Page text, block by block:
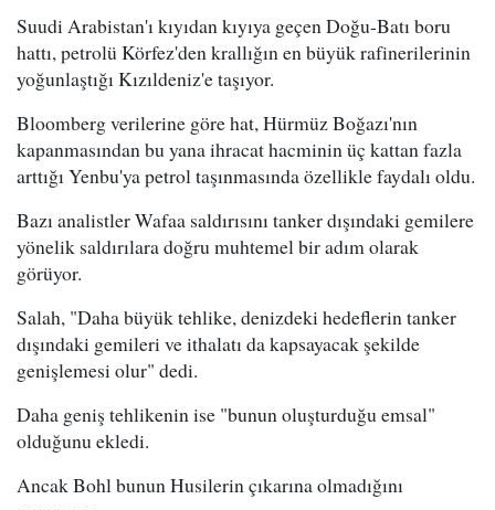
Suudi Arabistan'ı kıyıdan kıyıya geçen Doğu-Batı boru
hattı, petrolü Körfez'den krallığın en büyük rafinerilerinin
yoğunlaştığı Kızıldeniz'e taşıyor.
Bloomberg verilerine göre hat, Hürmüz Boğazı'nın
kapanmasından bu yana ihracat hacminin üç kattan fazla
arttığı Yenbu'ya petrol taşınmasında özellikle faydalı oldu.
Bazı analistler Wafaa saldırısını tanker dışındaki gemilere
yönelik saldırılara doğru muhtemel bir adım olarak
görüyor.
Salah, "Daha büyük tehlike, denizdeki hedeflerin tanker
dışındaki gemileri ve ithalatı da kapsayacak şekilde
genişlemesi olur" dedi.
Daha geniş tehlikenin ise "bunun oluşturduğu emsal"
olduğunu ekledi.
Ancak Bohl bunun Husilerin çıkarına olmadığını